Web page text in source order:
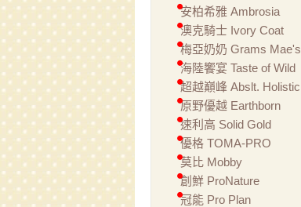
安柏希雅 Ambrosia
澳克騎士 Ivory Coat
梅亞奶奶 Grams Mae's
海陸饗宴 Taste of Wild
超越巔峰 Abslt. Holistic
原野優越 Earthborn
速利高 Solid Gold
優格 TOMA-PRO
莫比 Mobby
創鮮 ProNature
冠能 Pro Plan